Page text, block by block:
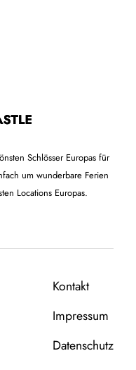
Schlösser Europas für
um wunderbare Ferien
Locations Europas.
Kontakt
Impressum
Datenschutz